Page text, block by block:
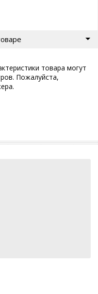
товара могут
Пожалуйста,